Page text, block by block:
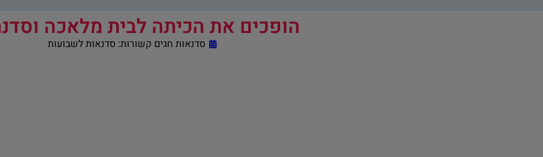
הופכים את הכיתה לבית מלאכה
סדנאות חגים קשורות: סדנאות לשבועות